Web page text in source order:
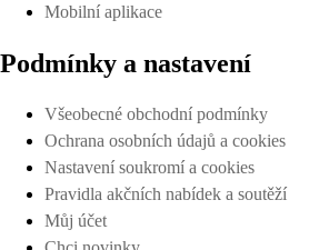
Mobilní aplikace
Podmínky a nastavení
Všeobecné obchodní podmínky
Ochrana osobních údajů a cookies
Nastavení soukromí a cookies
Pravidla akčních nabídek a soutěží
Můj účet